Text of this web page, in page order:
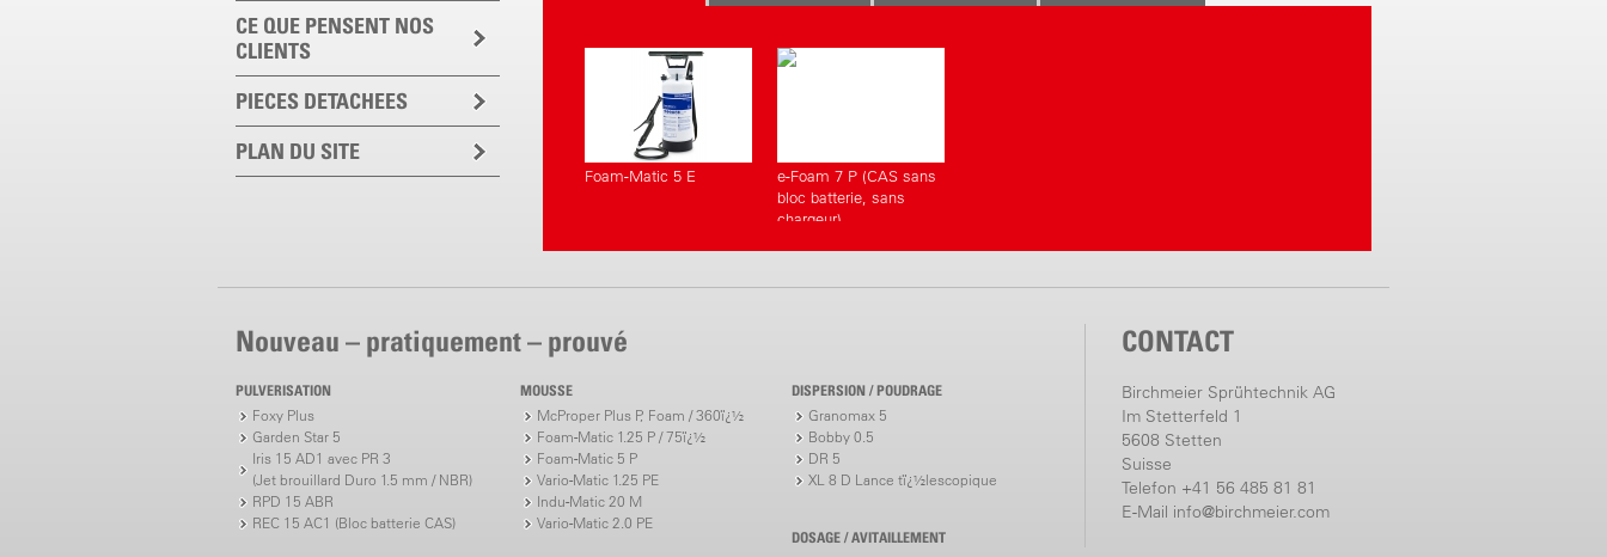
CE QUE PENSENT NOS
CLIENTS
PIECES DETACHEES
PLAN DU SITE
Foam-Matic 5 E
e-Foam 7 P (CAS sans
bloc batterie, sans
chargeur)
Nouveau – pratiquement – prouvé
PULVERISATION
Foxy Plus
Garden Star 5
Iris 15 AD1 avec PR 3
(Jet brouillard Duro 1.5 mm / NBR)
RPD 15 ABR
REC 15 AC1 (Bloc batterie CAS)
MOUSSE
McProper Plus P, Foam / 360ï¿½
Foam-Matic 1.25 P / 75ï¿½
Foam-Matic 5 P
Vario-Matic 1.25 PE
Indu-Matic 20 M
Vario-Matic 2.0 PE
DISPERSION / POUDRAGE
Granomax 5
Bobby 0.5
DR 5
XL 8 D Lance tï¿½lescopique
DOSAGE / AVITAILLEMENT
CONTACT
Birchmeier Sprühtechnik AG
Im Stetterfeld 1
5608 Stetten
Suisse
Telefon +41 56 485 81 81
E-Mail info@birchmeier.com